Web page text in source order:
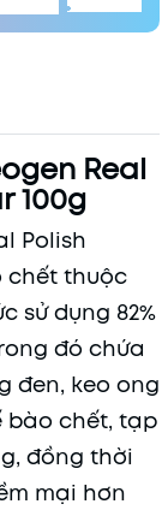
Real
100g
Polish
chết thuộc
sử dụng 82%
đó chứa
đen, keo ong
bào chết, tạp
đồng thời
mại hơn